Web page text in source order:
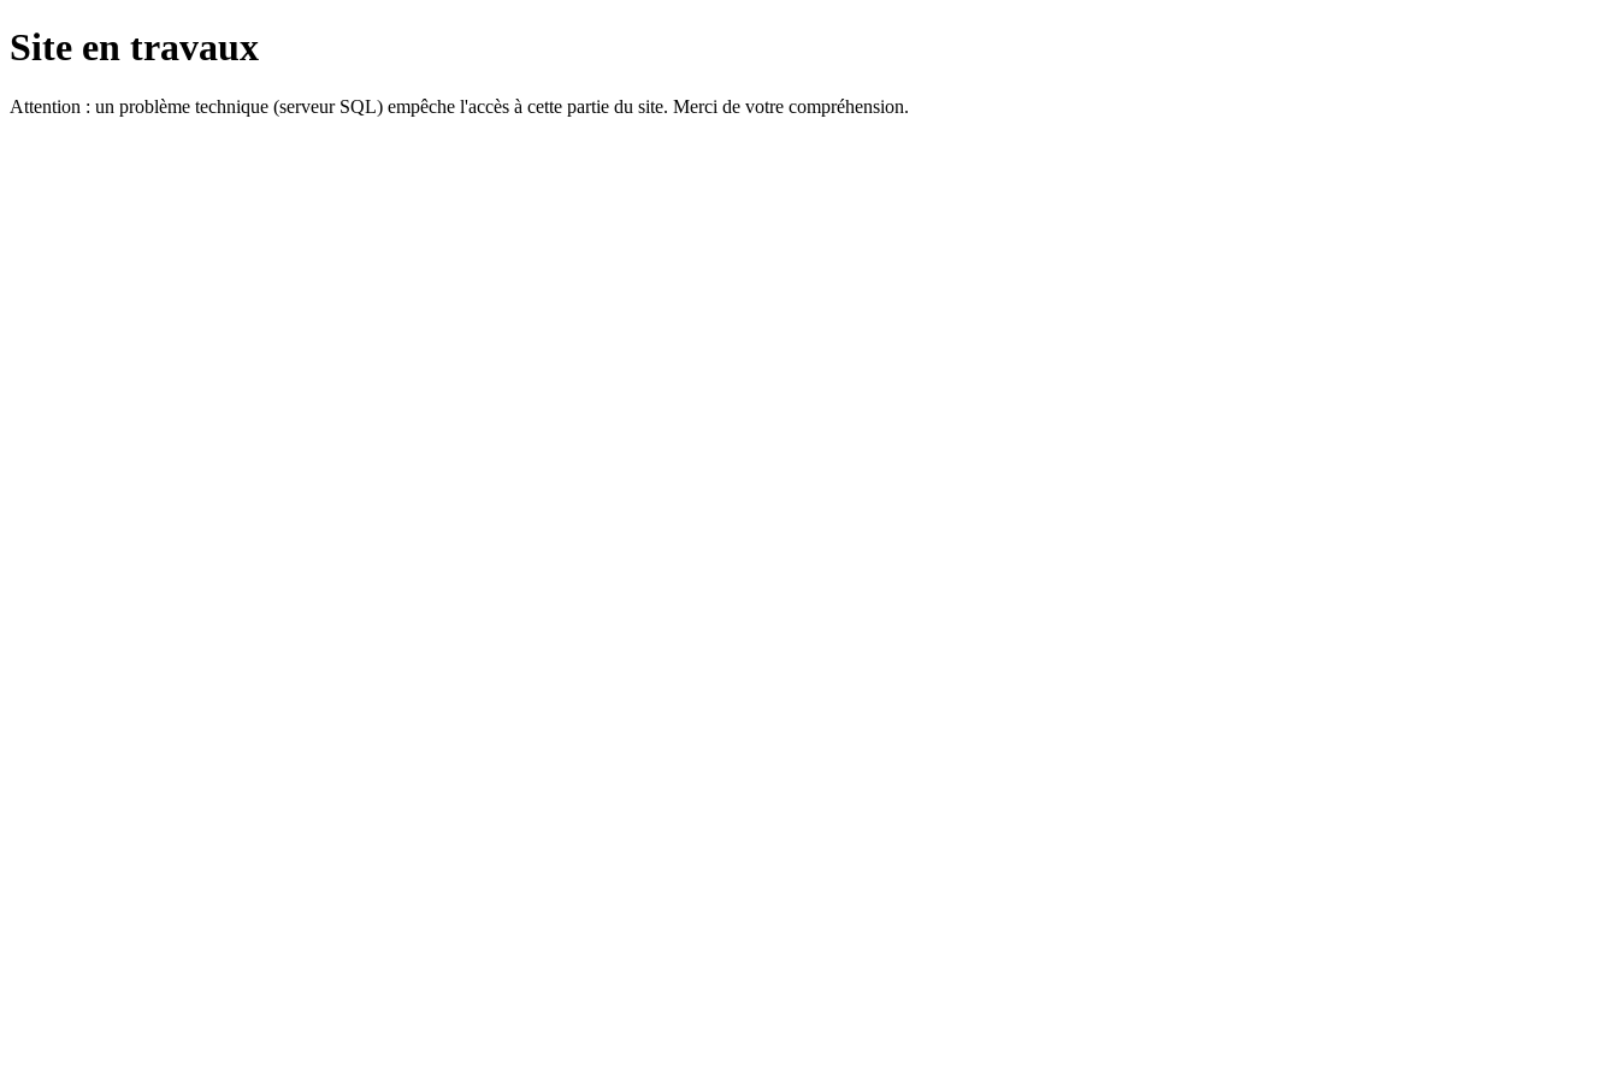
Site en travaux
Attention : un problème technique (serveur SQL) empêche l'accès à cette partie du site. Merci de votre compréhension.